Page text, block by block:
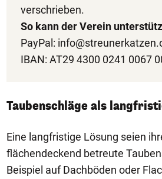
verschrieben.
So kann der Verein
PayPal:
IBAN: AT29 4300 0241 0067
Taubenschläge als
Eine langfristige Lösung seien
flächendeckend betreute
Beispiel auf Dachböden oder